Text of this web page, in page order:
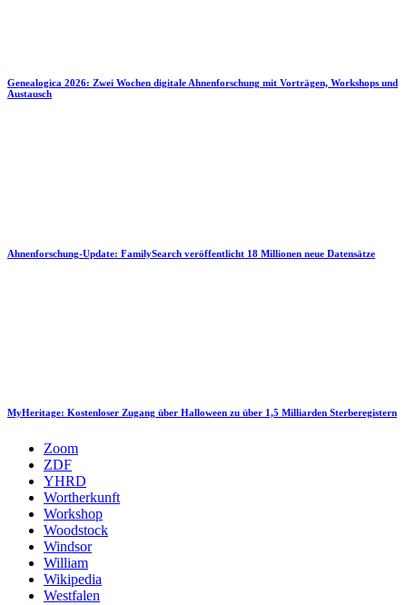
Genealogica 2026: Zwei Wochen digitale Ahnenforschung mit Vorträgen, Workshops und
Austausch
Ahnenforschung-Update: FamilySearch veröffentlicht 18 Millionen neue Datensätze
MyHeritage: Kostenloser Zugang über Halloween zu über 1,5 Milliarden Sterberegistern
Zoom
ZDF
YHRD
Wortherkunft
Workshop
Woodstock
Windsor
William
Wikipedia
Westfalen